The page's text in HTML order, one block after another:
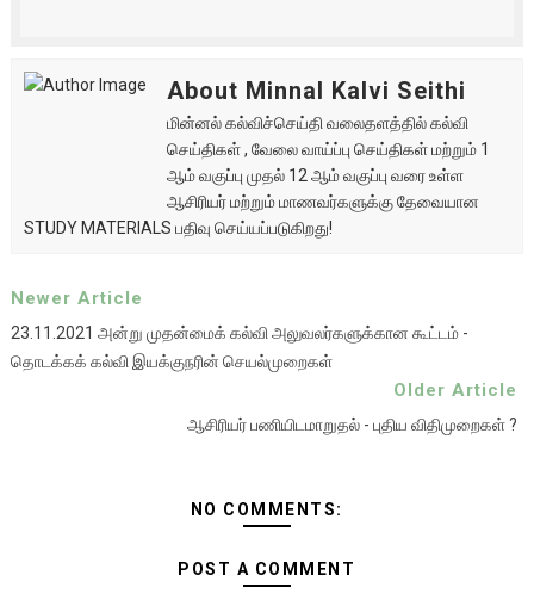
About Minnal Kalvi Seithi
மின்னல் கல்விச்செய்தி வலைதளத்தில் கல்வி
செய்திகள் , வேலை வாய்ப்பு செய்திகள் மற்றும் 1
ஆம் வகுப்பு முதல் 12 ஆம் வகுப்பு வரை உள்ள
ஆசிரியர் மற்றும் மாணவர்களுக்கு தேவையான
STUDY MATERIALS பதிவு செய்யப்படுகிறது!
Newer Article
23.11.2021 அன்று முதன்மைக் கல்வி அலுவலர்களுக்கான கூட்டம் -
தொடக்கக் கல்வி இயக்குநரின் செயல்முறைகள்
Older Article
ஆசிரியர் பணியிடமாறுதல் - புதிய விதிமுறைகள் ?
NO COMMENTS:
POST A COMMENT